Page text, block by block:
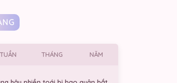
TUẦN THÁNG NĂM